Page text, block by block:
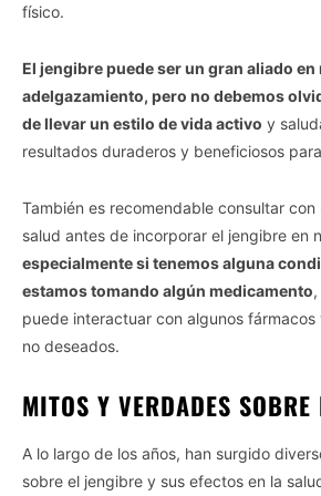
físico.
El jengibre puede ser un gran aliado
adelgazamiento, pero no debemos
de llevar un estilo de vida activo y
resultados duraderos y beneficiosos
También es recomendable consultar con
salud antes de incorporar el jengibre en
especialmente si tenemos alguna
estamos tomando algún medicamento
puede interactuar con algunos
no deseados.
MITOS Y VERDADES SOBRE
A lo largo de los años, han surgido
sobre el jengibre y sus efectos en la